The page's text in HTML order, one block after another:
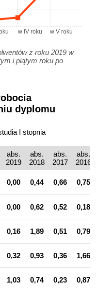
w IV roku w V roku
z roku 2019 w
i piątym roku po
dyplomu
I stopnia
abs.
2019
abs.
2018
abs.
2017
abs.
2016
0,00 0,44 0,66 0,75
0,00 0,62 0,52 0,18
0,16 1,89 0,51 0,79
0,32 0,93 0,36 1,66
1,03 0,74 0,23 0,87